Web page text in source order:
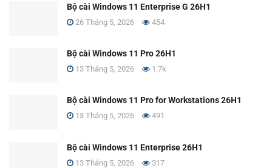
Bộ cài Windows 11 Enterprise G 26H1
26 Tháng 5, 2026 454
Bộ cài Windows 11 Pro 26H1
13 Tháng 5, 2026 1.7k
Bộ cài Windows 11 Pro for Workstations 26H1
13 Tháng 5, 2026 491
Bộ cài Windows 11 Enterprise 26H1
13 Tháng 5, 2026 317